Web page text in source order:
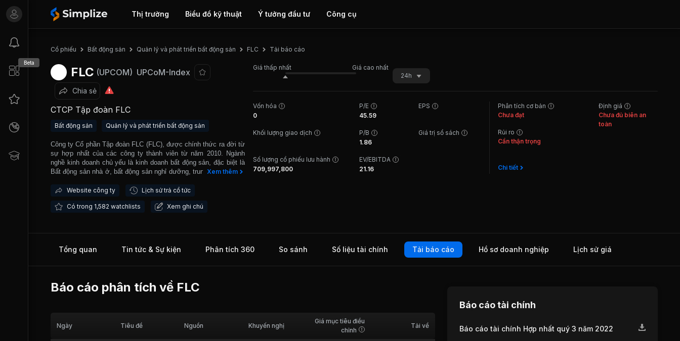
Thị trường Biểu đồ kỹ thuật Ý tưởng đầu tư Công cụ
Beta
Cổ phiếu Bất động sản Quản lý và phát triển bất động sản FLC Tải báo cáo
FLC (UPCOM) UPCoM-Index
Chia sẻ
CTCP Tập đoàn FLC
Bất động sản Quản lý và phát triển bất động sản
Công ty Cổ phần Tập đoàn FLC (FLC), được chính thức ra đời từ
sự hợp nhất của các công ty thành viên từ năm 2010. Ngành
nghề kinh doanh chủ yếu là kinh doanh bất động sản, đặc biệt là
Bất động sản nhà ở, bất động sản nghỉ dưỡng, trung tâm thương
ra, FLC còn kinh doanh dịch vụ khách sạn, nghỉ dưỡng; kinh
công trình tiêu biểu mà FLC đã thực hiện: FLC Sầm Sơn Beach
đó, Tập đoàn còn tham gia vào lĩnh vực kinh doanh vận tải hàng
không, nông nghiệp công nghệ cao và y tế.
Xem thêm
Website công ty Lịch sử trả cổ tức
Có trong 1,582 watchlists Xem ghi chú
Giá thấp nhất
Giá cao nhất
24h
Vốn hóa
0
P/E
45.59
EPS
Khối lượng giao dịch
P/B
1.86
Giá trị sổ sách
Số lượng cổ phiếu lưu hành
709,997,800
EV/EBITDA
21.16
Phân tích cơ bản
Chưa đạt
Rủi ro
Cần thận trọng
Chi tiết
Định giá
Chưa đủ biên an
toàn
Tổng quan Tin tức & Sự kiện Phân tích 360 So sánh Số liệu tài chính Tải báo cáo Hồ sơ doanh nghiệp Lịch sử giá
Báo cáo phân tích về FLC
Ngày Tiêu đề Nguồn Khuyến nghị
Giá mục tiêu điều
chỉnh
Tải về
Báo cáo tài chính
Báo cáo tài chính Hợp nhất quý 3 năm 2022